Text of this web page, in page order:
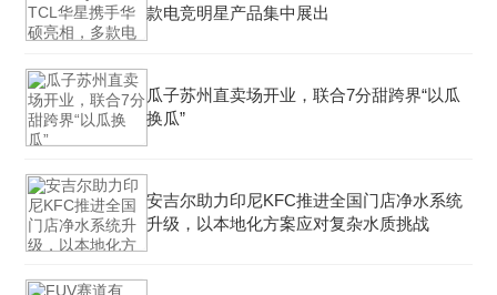
款电竞明星产品集中展出
瓜子苏州直卖场开业，联合7分甜跨界“以瓜
换瓜”
安吉尔助力印尼KFC推进全国门店净水系统
升级，以本地化方案应对复杂水质挑战